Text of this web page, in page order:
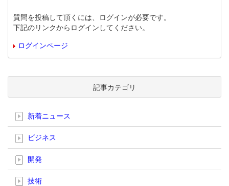
質問を投稿して頂くには、ログインが必要です。
下記のリンクからログインしてください。
ログインページ
記事カテゴリ
新着ニュース
ビジネス
開発
技術